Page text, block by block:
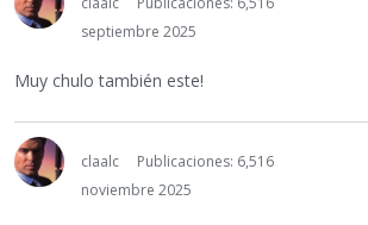
septiembre 2025
Muy chulo también este!
claalc
Publicaciones: 6,516
noviembre 2025